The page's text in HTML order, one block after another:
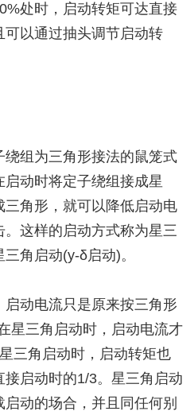
处时，启动转矩可达直接
可以通过抽头调节启动转
组为三角形接法的鼠笼式
动时将定子绕组接成星
角形，就可以降低启动电
这样的启动方式称为星三
角启动(y-δ启动)。
动电流只是原来按三角形
星三角启动时，启动电流才
三角启动时，启动转矩也
接启动时的1/3。星三角启动
动的场合，并且同任何别